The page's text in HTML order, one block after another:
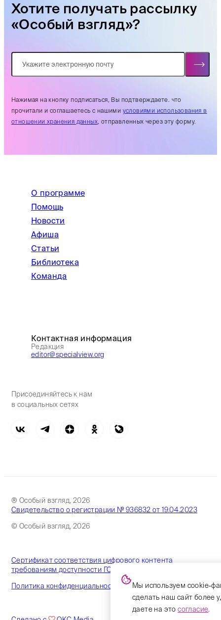
Хотите получать рассылку
«Особый взгляд»?
Нажимая на кнопку подписаться, Вы подтверждаете. что
прочитали и соглашаетесь с нашими условиями использования в
отношении хранения данных, отправленных через эту форму.
О программе
Помощь
Новости
Афиша
Статьи
Библиотека
Команда
Контактная информация
Редакция
editor@specialview.org
Присоединяйтесь к нам
в социальных сетях
® Особый взгляд, 2026
Свидетельство о регистрации № 936832 от 19.04.2023
© Особый взгляд, 2026
Сертификат соответствия цифрового контента
требованиям доступности ГОСТ
Политика конфиденциальности
Мы используем cookie-
сделать наш сайт более
даете на этосогласие.